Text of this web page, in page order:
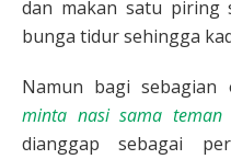
dan makan satu piring
bunga tidur sehingga
Namun bagi sebagian
minta nasi sama
dianggap sebagai